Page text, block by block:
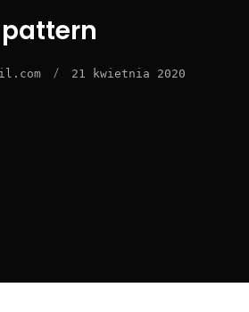
pattern
/ 21 kwietnia 2020